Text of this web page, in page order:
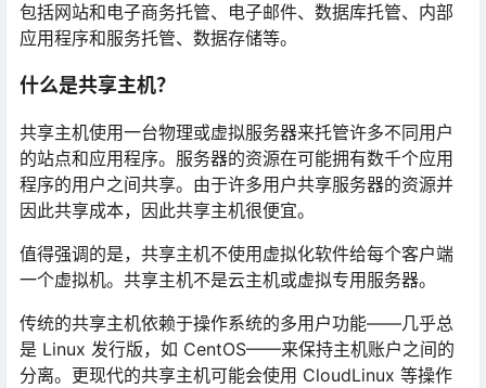
包括网站和电子商务托管、电子邮件、数据库托管、内部
应用程序和服务托管、数据存储等。
什么是共享主机？
共享主机使用一台物理或虚拟服务器来托管许多不同用户
的站点和应用程序。服务器的资源在可能拥有数千个应用
程序的用户之间共享。由于许多用户共享服务器的资源并
因此共享成本，因此共享主机很便宜。
值得强调的是，共享主机不使用虚拟化软件给每个客户端
一个虚拟机。共享主机不是云主机或虚拟专用服务器。
传统的共享主机依赖于操作系统的多用户功能——几乎总
是 Linux 发行版，如 CentOS——来保持主机账户之间的
分离。更现代的共享主机可能会使用 CloudLinux 等操作